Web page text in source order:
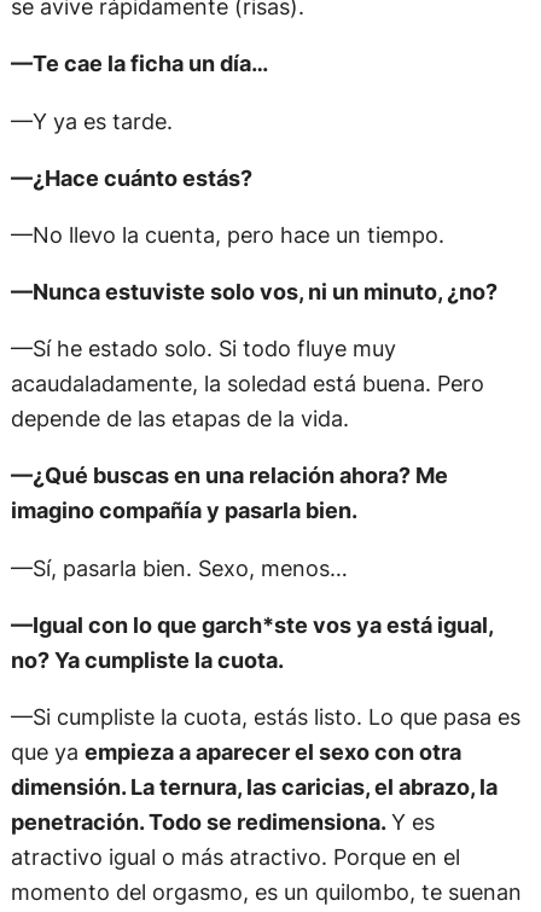
se avive rápidamente (risas).
—Te cae la ficha un día…
—Y ya es tarde.
—¿Hace cuánto estás?
—No llevo la cuenta, pero hace un tiempo.
—Nunca estuviste solo vos, ni un minuto, ¿no?
—Sí he estado solo. Si todo fluye muy
acaudaladamente, la soledad está buena. Pero
depende de las etapas de la vida.
—¿Qué buscas en una relación ahora? Me
imagino compañía y pasarla bien.
—Sí, pasarla bien. Sexo, menos…
—Igual con lo que garch*ste vos ya está igual,
no? Ya cumpliste la cuota.
—Si cumpliste la cuota, estás listo. Lo que pasa es
que ya empieza a aparecer el sexo con otra
dimensión. La ternura, las caricias, el abrazo, la
penetración. Todo se redimensiona.Y es
atractivo igual o más atractivo. Porque en el
momento del orgasmo, es un quilombo, te suenan